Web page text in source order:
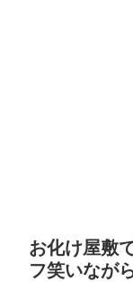
お化け屋敷
フ笑いなが